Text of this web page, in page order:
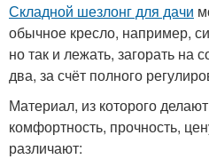
Складной шезлонг для дачи
обычное кресло, например,
но так и лежать, загорать на
два, за счёт полного
Материал, из которого
комфортность, прочность,
различают: